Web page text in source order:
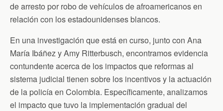
de arresto por robo de vehículos de afroamericanos en
relación con los estadounidenses blancos.
En una investigación que está en curso, junto con Ana
María Ibáñez y Amy Ritterbusch, encontramos evidencia
contundente acerca de los impactos que reformas al
sistema judicial tienen sobre los incentivos y la actuación
de la policía en Colombia. Específicamente, analizamos
el impacto que tuvo la implementación gradual del